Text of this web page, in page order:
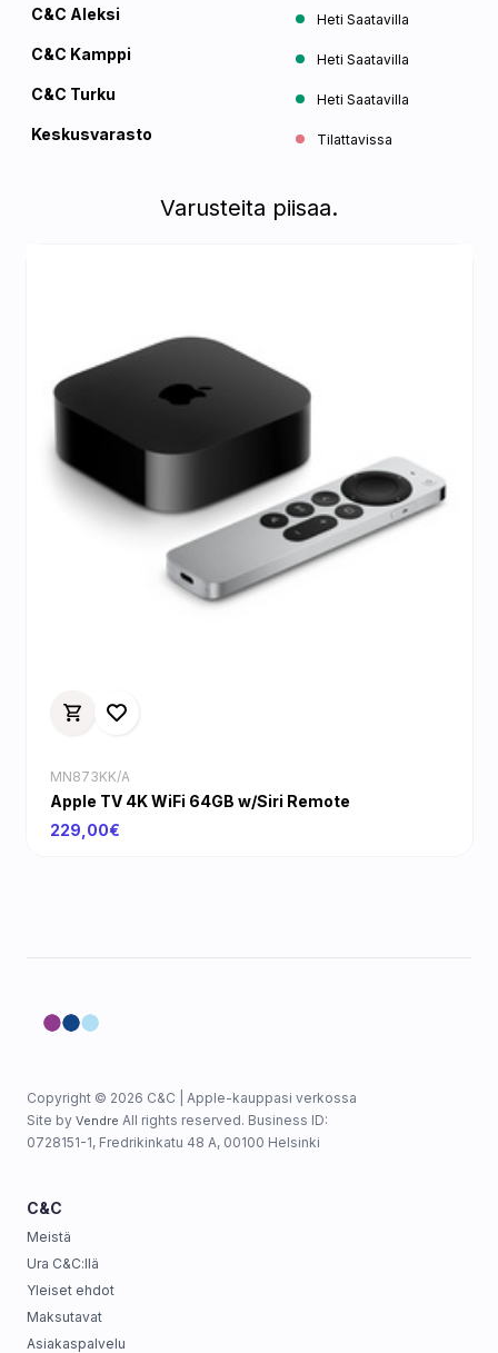
C&C Aleksi Heti Saatavilla
C&C Kamppi Heti Saatavilla
C&C Turku Heti Saatavilla
Keskusvarasto Tilattavissa
Varusteita piisaa.
MN873KK/A
Apple TV 4K WiFi 64GB w/Siri Remote
229,00€
Copyright © 2026 C&C | Apple-kauppasi verkossa
Site by Vendre All rights reserved. Business ID:
0728151-1, Fredrikinkatu 48 A, 00100 Helsinki
C&C
Meistä
Ura C&C:llä
Yleiset ehdot
Maksutavat
Asiakaspalvelu